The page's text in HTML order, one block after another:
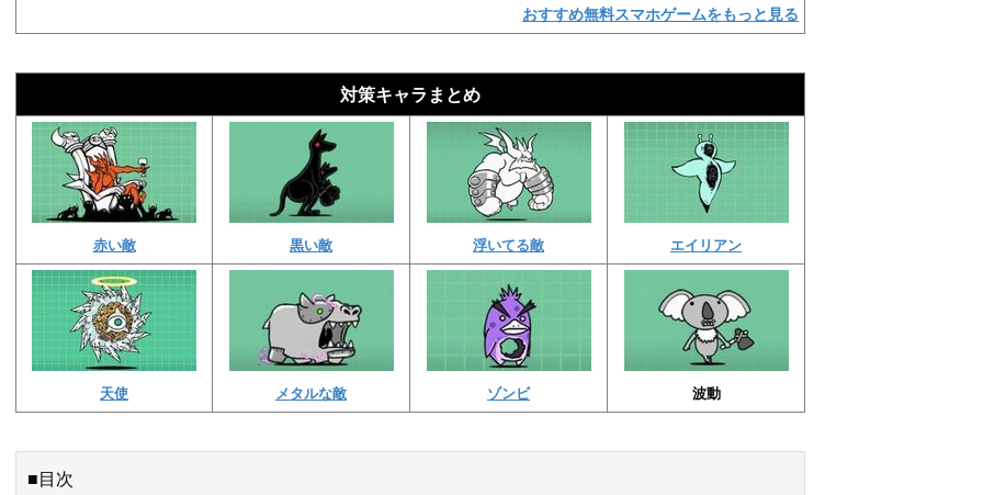
おすすめ無料スマホゲームをもっと見る
対策キャラまとめ
赤い敵 黒い敵 浮いてる敵 エイリアン
天使 メタルな敵 ゾンビ 波動
■目次